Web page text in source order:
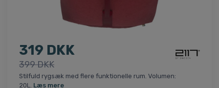
319 DKK
399 DKK
Stilfuld rygsæk med flere funktionelle rum. Volumen:
20L. Læs mere